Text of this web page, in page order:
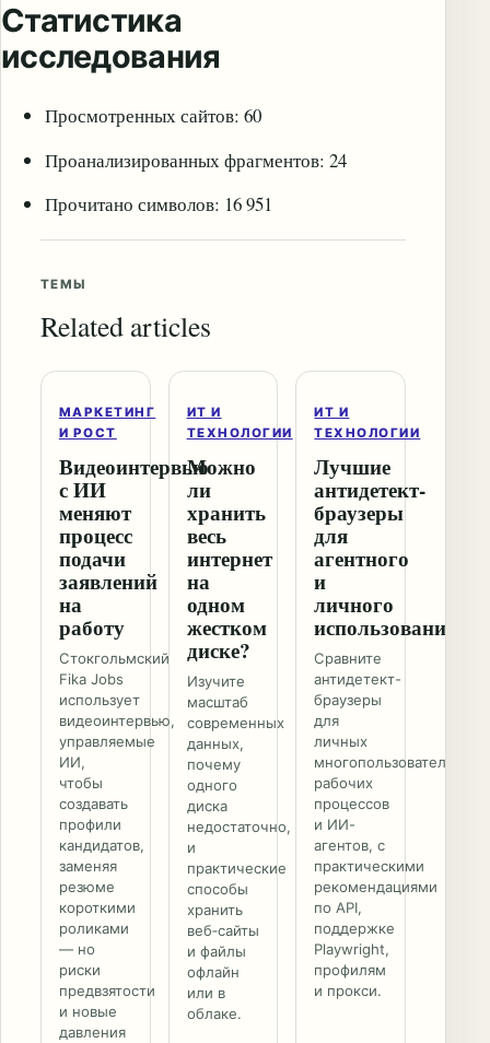
Статистика
исследования
Просмотренных сайтов: 60
Проанализированных фрагментов: 24
Прочитано символов: 16 951
ТЕМЫ
Related articles
МАРКЕТИНГ
И РОСТ
Видеоинтервью
с ИИ
меняют
процесс
подачи
заявлений
на
работу
Стокгольмский
Fika Jobs
использует
видеоинтервью,
управляемые
ИИ,
чтобы
создавать
профили
кандидатов,
заменяя
резюме
короткими
роликами
— но
риски
предвзятости
и новые
давления
ИТ И
ТЕХНОЛОГИИ
Можно
ли
хранить
весь
интернет
на
одном
жестком
диске?
Изучите
масштаб
современных
данных,
почему
одного
диска
недостаточно,
и
практические
способы
хранить
веб‑сайты
и файлы
офлайн
или в
облаке.
ИТ И
ТЕХНОЛОГИИ
Лучшие
антидетект-
браузеры
для
агентного
и
личного
использования
Сравните
антидетект-
браузеры
для
личных
многопользовательских
рабочих
процессов
и ИИ-
агентов, с
практическими
рекомендациями
по API,
поддержке
Playwright,
профилям
и прокси.